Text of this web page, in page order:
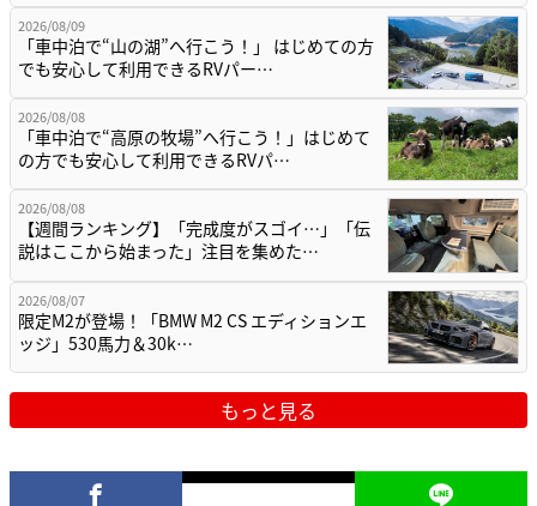
2026/08/09
「車中泊で“山の湖”へ行こう！」 はじめての方
でも安心して利用できるRVパー…
2026/08/08
「車中泊で“高原の牧場”へ行こう！」はじめて
の方でも安心して利用できるRVパ…
2026/08/08
【週間ランキング】「完成度がスゴイ…」「伝
説はここから始まった」注目を集めた…
2026/08/07
限定M2が登場！「BMW M2 CS エディションエ
ッジ」530馬力＆30k…
もっと見る